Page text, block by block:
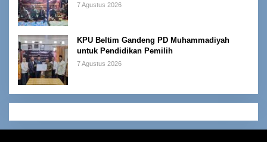
7 Agustus 2026
KPU Beltim Gandeng PD Muhammadiyah
untuk Pendidikan Pemilih
7 Agustus 2026